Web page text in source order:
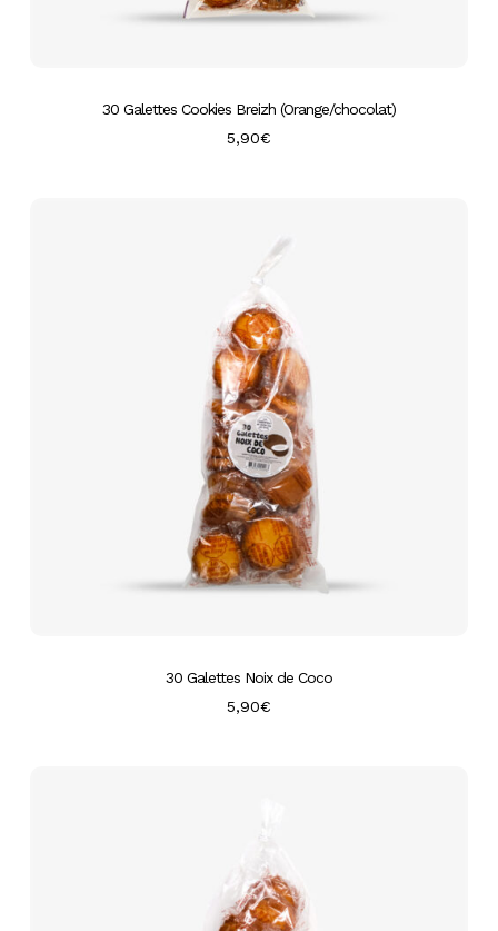
30 Galettes Cookies Breizh (Orange/chocolat)
5,90€
30 Galettes Noix de Coco
5,90€